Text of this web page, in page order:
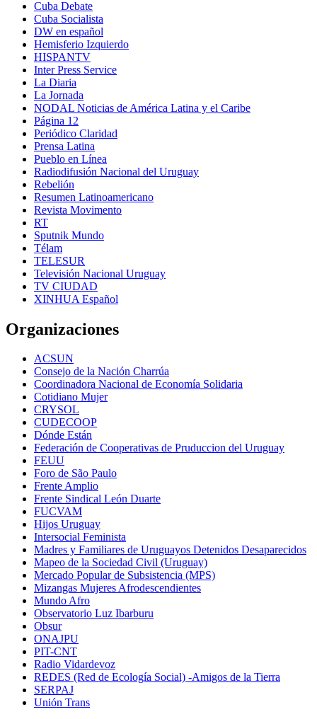
Cuba Debate
Cuba Socialista
DW en español
Hemisferio Izquierdo
HISPANTV
Inter Press Service
La Diaria
La Jornada
NODAL Noticias de América Latina y el Caribe
Página 12
Periódico Claridad
Prensa Latina
Pueblo en Línea
Radiodifusión Nacional del Uruguay
Rebelión
Resumen Latinoamericano
Revista Movimento
RT
Sputnik Mundo
Télam
TELESUR
Televisión Nacional Uruguay
TV CIUDAD
XINHUA Español
Organizaciones
ACSUN
Consejo de la Nación Charrúa
Coordinadora Nacional de Economía Solidaria
Cotidiano Mujer
CRYSOL
CUDECOOP
Dónde Están
Federación de Cooperativas de Pruduccion del Uruguay
FEUU
Foro de São Paulo
Frente Amplio
Frente Sindical León Duarte
FUCVAM
Hijos Uruguay
Intersocial Feminista
Madres y Familiares de Uruguayos Detenidos Desaparecidos
Mapeo de la Sociedad Civil (Uruguay)
Mercado Popular de Subsistencia (MPS)
Mizangas Mujeres Afrodescendientes
Mundo Afro
Observatorio Luz Ibarburu
Obsur
ONAJPU
PIT-CNT
Radio Vidardevoz
REDES (Red de Ecología Social) -Amigos de la Tierra
SERPAJ
Unión Trans